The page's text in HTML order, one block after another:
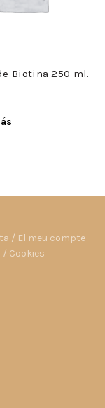
Biotina 250 ml.
/ El meu compte
/ Cookies